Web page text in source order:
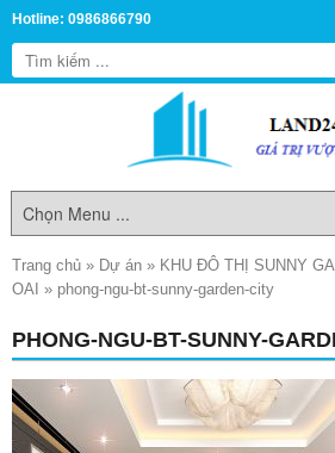
Hotline: 0986866790
Trang chủ » Dự án » KHU ĐÔ THỊ SUNNY
OAI » phong-ngu-bt-sunny-garden-city
PHONG-NGU-BT-SUNNY-